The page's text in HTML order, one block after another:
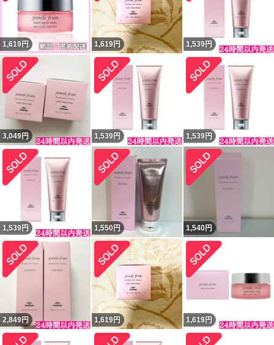
1,619円 1,619円 1,539円
3,049円 1,539円 1,539円
1,539円 1,550円 1,540円
2,849円 1,619円 1,619円